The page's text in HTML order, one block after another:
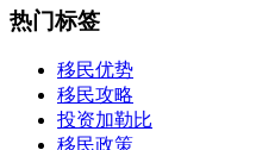
热门标签
移民优势
移民攻略
投资加勒比
移民政策